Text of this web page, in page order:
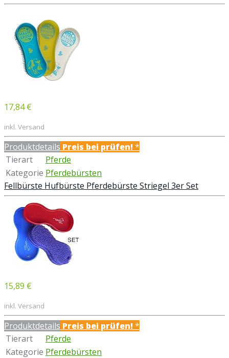
17,84 €
inkl. Versand
Produktdetails Preis bei prüfen!*
Tierart
Pferde
Kategorie Pferdebürsten
Fellbürste Hufbürste Pferdebürste Striegel 3er Set
15,89 €
inkl. Versand
Produktdetails Preis bei prüfen!*
Tierart
Pferde
Kategorie Pferdebürsten